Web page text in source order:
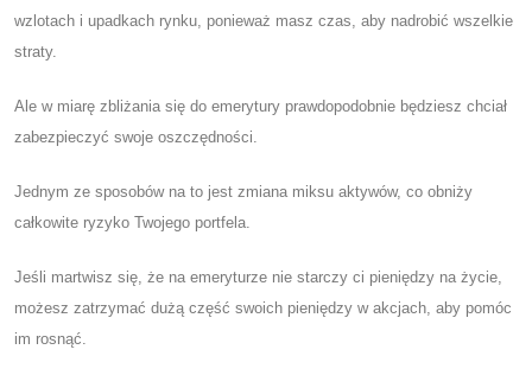
wzlotach i upadkach rynku, ponieważ masz czas, aby nadrobić wszelkie
straty.
Ale w miarę zbliżania się do emerytury prawdopodobnie będziesz chciał
zabezpieczyć swoje oszczędności.
Jednym ze sposobów na to jest zmiana miksu aktywów, co obniży
całkowite ryzyko Twojego portfela.
Jeśli martwisz się, że na emeryturze nie starczy ci pieniędzy na życie,
możesz zatrzymać dużą część swoich pieniędzy w akcjach, aby pomóc
im rosnąć.